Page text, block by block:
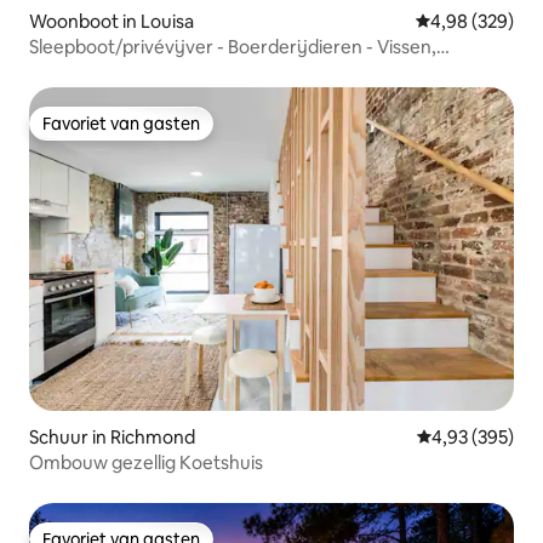
Woonboot in Louisa Gemiddelde
4,98 (329)
Sleepboot/privévijver - Boerderijdieren - Vissen,
Favoriet van gasten
Favoriet van gasten
Schuur in Richmond Gemiddelde
4,93 (395)
Ombouw gezellig Koetshuis